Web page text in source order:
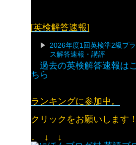
[英検解答速報]
2026年度1回英検準2級プラ
ス解答速報・講評
過去の英検解答速報はこ
ちら
ランキングに参加中。
クリックをお願いします！
↓ ↓ ↓